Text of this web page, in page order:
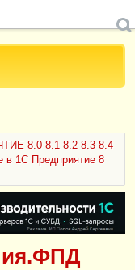
8.0 8.1 8.2 8.3 8.4
в 1С Предприятие 8